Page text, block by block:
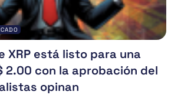
XRP está listo para una
2.00 con la aprobación del
opinan